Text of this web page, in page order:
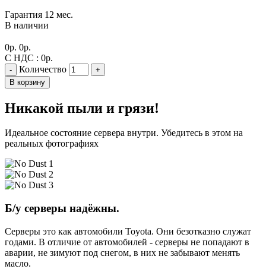
Гарантия 12 мес.
В наличии
0р. 0р.
С НДС : 0р.
- Количество
+
В корзину
Никакой пыли и грязи!
Идеальное состояние сервера внутри. Убедитесь в этом на
реальных фотографиях
Б/у серверы надёжны.
Серверы это как автомобили Toyota. Они безотказно служат
годами. В отличие от автомобилей - серверы не попадают в
аварии, не зимуют под снегом, в них не забывают менять
масло.